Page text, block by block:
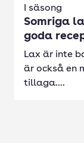
I säsong
Somriga
goda
Lax är inte
är också en
tillaga....